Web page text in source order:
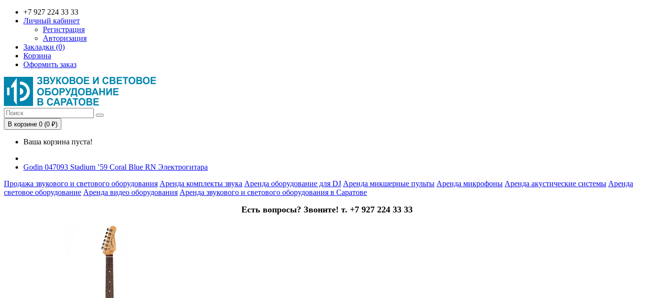
+7 927 224 33 33
Личный кабинет
Регистрация
Авторизация
Закладки (0)
Корзина
Оформить заказ
В корзине 0 (0 ₽)
Ваша корзина пуста!
Godin 047093 Stadium ’59 Coral Blue RN Электрогитара
Продажа звукового и светового оборудования Аренда комплекты звука Аренда оборудование для DJ Аренда микшерные пульты Аренда микрофоны Аренда акустические системы Аренда
световое оборудование Аренда видео оборудования Аренда звукового и светового оборудования в Саратове
Есть вопросы? Звоните! т. +7 927 224 33 33